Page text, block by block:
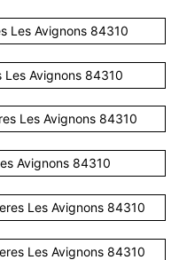
Les Avignons 84310
Avignons 84310
Les Avignons 84310
Avignons 84310
Les Avignons 84310
Les Avignons 84310